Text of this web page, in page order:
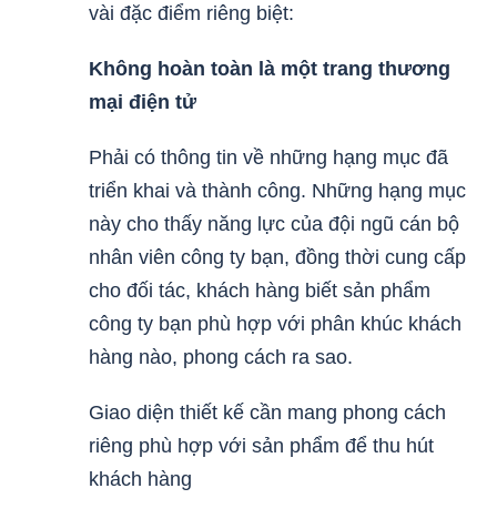
vài đặc điểm riêng biệt:
Không hoàn toàn là một trang thương
mại điện tử
Phải có thông tin về những hạng mục đã
triển khai và thành công. Những hạng mục
này cho thấy năng lực của đội ngũ cán bộ
nhân viên công ty bạn, đồng thời cung cấp
cho đối tác, khách hàng biết sản phẩm
công ty bạn phù hợp với phân khúc khách
hàng nào, phong cách ra sao.
Giao diện thiết kế cần mang phong cách
riêng phù hợp với sản phẩm để thu hút
khách hàng